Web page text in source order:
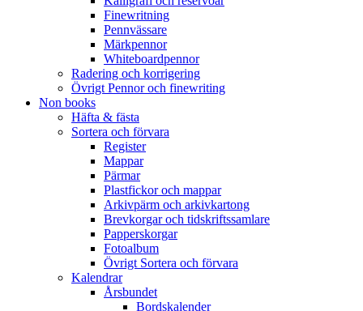
Finewritning
Pennvässare
Märkpennor
Whiteboardpennor
Radering och korrigering
Övrigt Pennor och finewriting
Non books
Häfta & fästa
Sortera och förvara
Register
Mappar
Pärmar
Plastfickor och mappar
Arkivpärm och arkivkartong
Brevkorgar och tidskriftssamlare
Papperskorgar
Fotoalbum
Övrigt Sortera och förvara
Kalendrar
Årsbundet
Bordskalender